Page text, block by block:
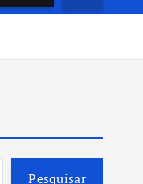
Pesquisar